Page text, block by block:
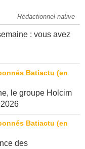
Rédactionnel native
: vous avez
le groupe Holcim